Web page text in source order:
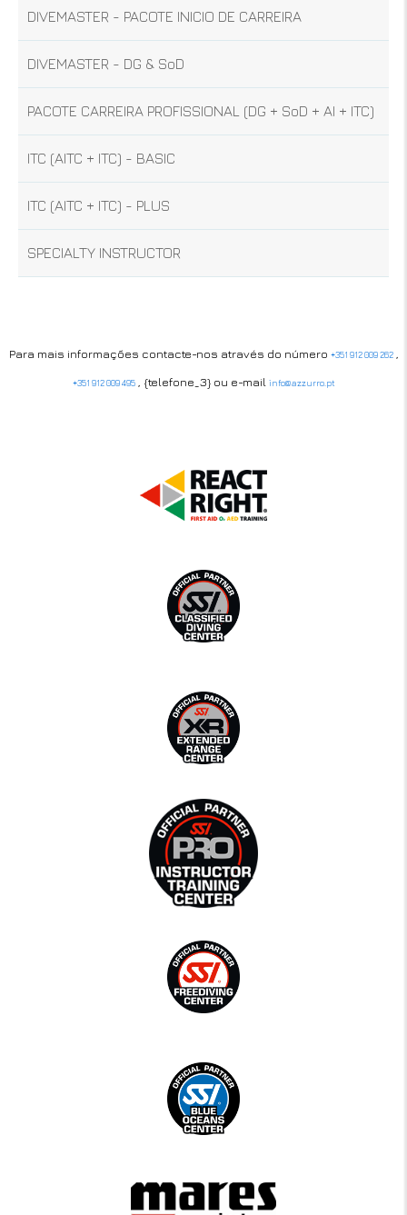
DIVEMASTER - PACOTE INICIO DE CARREIRA
DIVEMASTER - DG & SoD
PACOTE CARREIRA PROFISSIONAL (DG + SoD + AI + ITC)
ITC (AITC + ITC) - BASIC
ITC (AITC + ITC) - PLUS
SPECIALTY INSTRUCTOR
Para mais informações contacte-nos através do número +351 912 009 262,
+351 912 009 495, {telefone_3} ou e-mail info@azzurro.pt